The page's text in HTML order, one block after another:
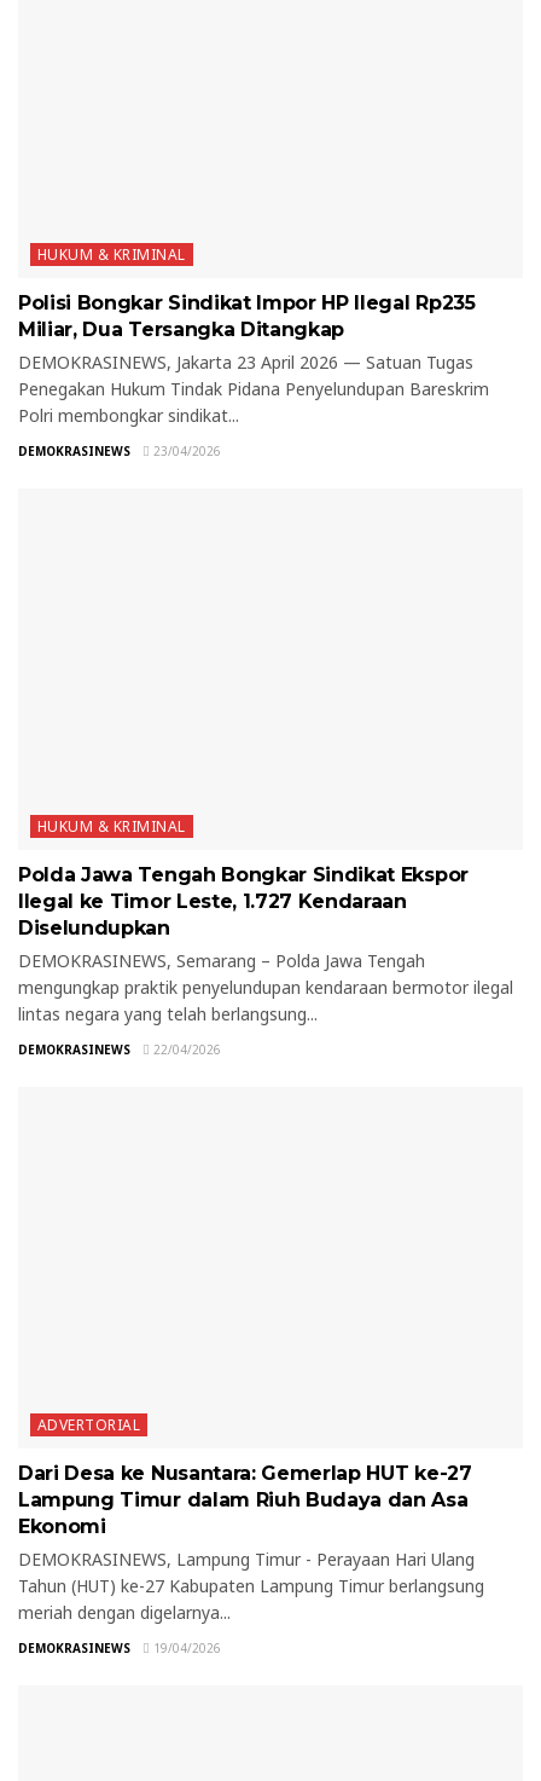
HUKUM & KRIMINAL
Polisi Bongkar Sindikat Impor HP Ilegal Rp235
Miliar, Dua Tersangka Ditangkap
DEMOKRASINEWS, Jakarta 23 April 2026 — Satuan Tugas
Penegakan Hukum Tindak Pidana Penyelundupan Bareskrim
Polri membongkar sindikat...
DEMOKRASINEWS 23/04/2026
HUKUM & KRIMINAL
Polda Jawa Tengah Bongkar Sindikat Ekspor
Ilegal ke Timor Leste, 1.727 Kendaraan
Diselundupkan
DEMOKRASINEWS, Semarang – Polda Jawa Tengah
mengungkap praktik penyelundupan kendaraan bermotor ilegal
lintas negara yang telah berlangsung...
DEMOKRASINEWS 22/04/2026
ADVERTORIAL
Dari Desa ke Nusantara: Gemerlap HUT ke-27
Lampung Timur dalam Riuh Budaya dan Asa
Ekonomi
DEMOKRASINEWS, Lampung Timur - Perayaan Hari Ulang
Tahun (HUT) ke-27 Kabupaten Lampung Timur berlangsung
meriah dengan digelarnya...
DEMOKRASINEWS 19/04/2026